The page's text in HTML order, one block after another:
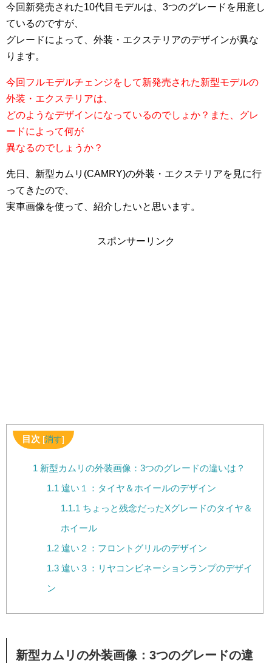
今回新発売された10代目モデルは、3つのグレードを用意し
ているのですが、
グレードによって、外装・エクステリアのデザインが異な
ります。
今回フルモデルチェンジをして新発売された新型モデルの
外装・エクステリアは、
どのようなデザインになっているのでしょか？また、グレ
ードによって何が
異なるのでしょうか？
先日、新型カムリ(CAMRY)の外装・エクステリアを見に行
ってきたので、
実車画像を使って、紹介したいと思います。
スポンサーリンク
目次 [消す]
1 新型カムリの外装画像：3つのグレードの違いは？
1.1 違い１：タイヤ＆ホイールのデザイン
1.1.1 ちょっと残念だったXグレードのタイヤ＆
ホイール
1.2 違い２：フロントグリルのデザイン
1.3 違い３：リヤコンビネーションランプのデザイ
ン
新型カムリの外装画像：3つのグレードの違